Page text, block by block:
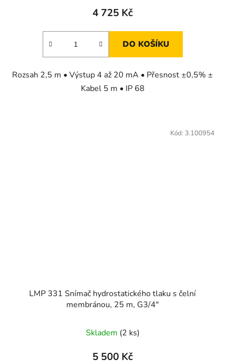
produktu
2,1
hvězdiček.
4 725 Kč
DO KOŠÍKU
Rozsah 2,5 m • Výstup 4 až 20 mA • Přesnost ±0,5% ±
Kabel 5 m • IP 68
LMP 331 Snímač hydrostatického tlaku s čelní
membránou, 25 m, G3/4"
Skladem (2 ks)
5 500 Kč
Kód: 3.100954